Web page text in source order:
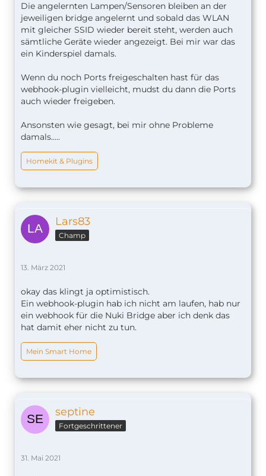
Die angelernten Lampen/Sensoren bleiben an der
jeweiligen bridge angelernt und sobald das WLAN
mit gleicher SSID wieder bereit steht, werden auch
sämtliche Geräte wieder angezeigt. Bei mir war das
ein Kinderspiel damals.
Wenn du noch Ports freigeschalten hast für das
webhook-plugin vielleicht, mudst du dann die Ports
auch wieder freigeben.
Ansonsten wie gesagt, bei mir ohne Probleme
damals.....
Homekit & Plugins
Lars83
Champ
13. März 2021
okay das klingt ja optimistisch.
Ein webhook-plugin hab ich nicht am laufen, hab nur
ein webhook für die Nuki Bridge aber ich denk das
hat damit eher nicht zu tun.
Mein Smart Home
septine
Fortgeschrittener
31. Mai 2021